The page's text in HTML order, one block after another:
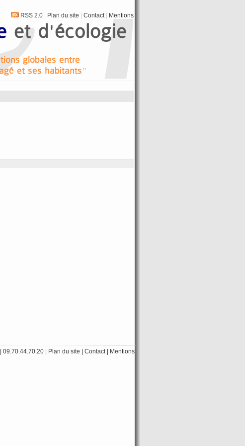
RSS 2.0 Plan du site Contact Mentions
09.70.44.70.20 Plan du site Contact| Mentions